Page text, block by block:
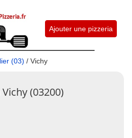
Ajouter une pizzeria
(03) / Vichy
(03200)